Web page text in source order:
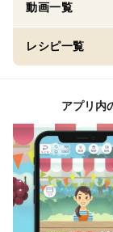
動画一覧
レシピ一覧
アプリ内